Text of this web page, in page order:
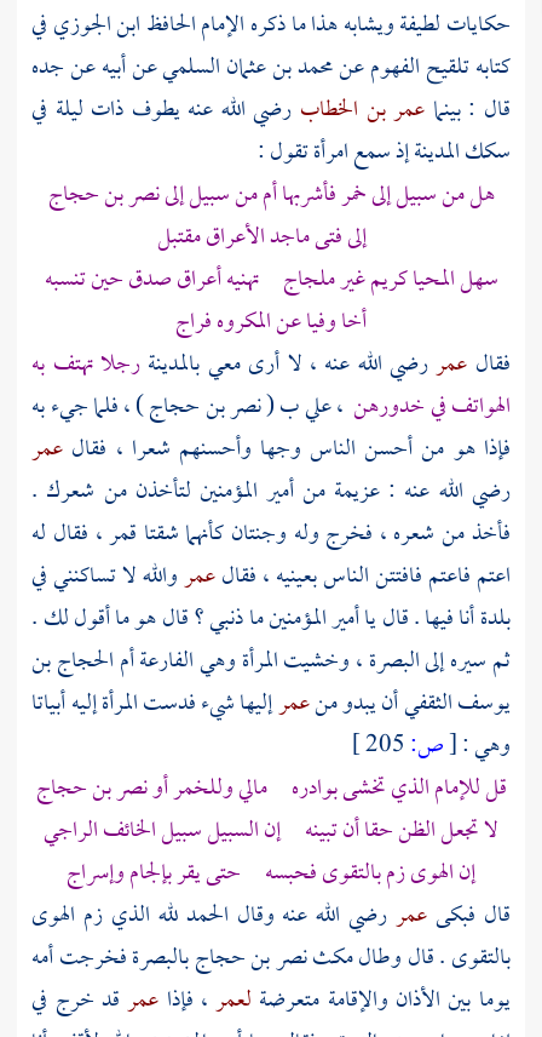
حكايات لطيفة ويشابه هذا ما ذكره الإمام الحافظابن الجوزيفي
كتابه تلقيح الفهوم عنمحمد بن عثمان السلميعن أبيه عن جده
قال : بينما عمر بن الخطاب رضي الله عنه يطوف ذات ليلة في
سككالمدينةإذ سمع امرأة تقول :
هل من سبيل إلى خمر فأشربها أم من سبيل إلىنصر بن حجاج
إلى فتى ماجد الأعراق مقتبل
سهل المحيا كريم غير ملجاج تهنيه أعراق صدق حين تنسبه
أخا وفيا عن المكروه فراج
فقال عمررضي الله عنه ، لا أرى معيبالمدينةرجلا تهتف به
الهواتف في خدورهن ، علي ب (نصر بن حجاج) ، فلما جيء به
فإذا هو من أحسن الناس وجها وأحسنهم شعرا ، فقال عمر
رضي الله عنه : عزيمة من أمير المؤمنين لتأخذن من شعرك .
فأخذ من شعره ، فخرج وله وجنتان كأنهما شقتا قمر ، فقال له
اعتم فاعتم فافتتن الناس بعينيه ، فقالعمروالله لا تساكنني في
بلدة أنا فيها . قال يا أمير المؤمنين ما ذنبي ؟ قال هو ما أقول لك .
ثم سيره إلىالبصرة، وخشيت المرأة وهيالفارعة أم الحجاج بن
يوسف الثقفيأن يبدو منعمرإليها شيء فدست المرأة إليه أبياتا
وهي :[ص:
قل للإمام الذي تخشى بوادره مالي وللخمر أونصر بن حجاج
لا تجعل الظن حقا أن تبينه إن السبيل سبيل الخائف الراجي
إن الهوى زم بالتقوى فحبسه حتى يقر بإلجام وإسراج
قال فبكىعمررضي الله عنه وقال الحمد لله الذي زم الهوى
بالتقوى . قال وطال مكثنصر بن حجاجبالبصرةفخرجت أمه
يوما بين الأذان والإقامة متعرضة لعمر، فإذا عمرقد خرج في